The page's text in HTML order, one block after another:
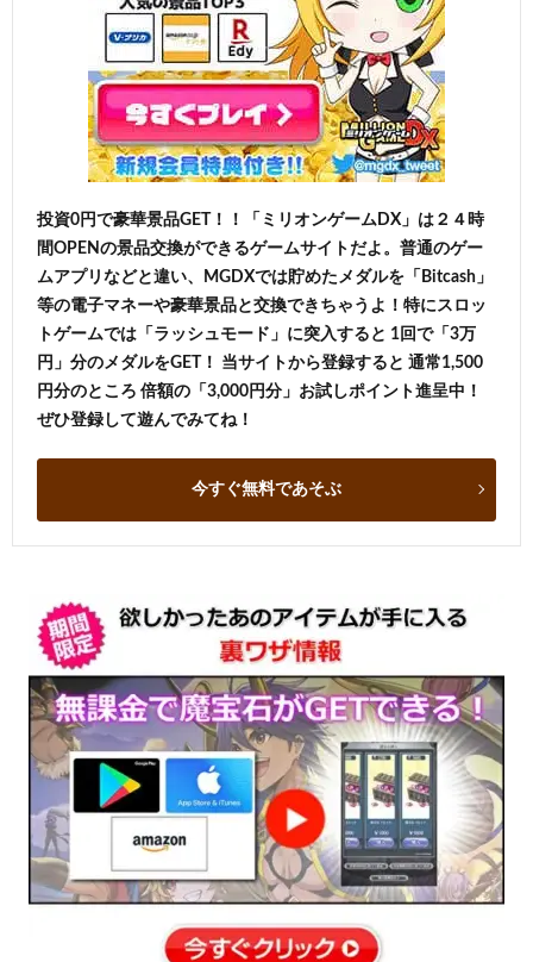
投資0円で豪華景品GET！！「ミリオンゲームDX」は２４時
間OPENの景品交換ができるゲームサイトだよ。普通のゲー
ムアプリなどと違い、MGDXでは貯めたメダルを「Bitcash」
等の電子マネーや豪華景品と交換できちゃうよ！特にスロッ
トゲームでは「ラッシュモード」に突入すると 1回で「3万
円」分のメダルをGET！ 当サイトから登録すると 通常1,500
円分のところ 倍額の「3,000円分」お試しポイント進呈中！
ぜひ登録して遊んでみてね！
今すぐ無料であそぶ